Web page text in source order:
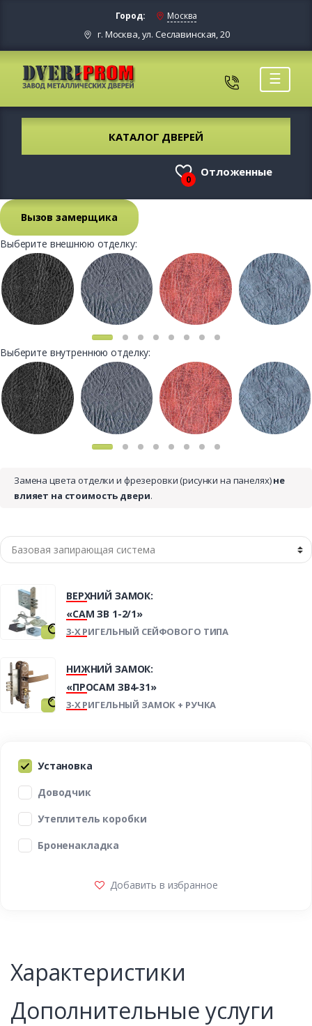
Город: Москва
г. Москва, ул. Сеславинская, 20
☰
КАТАЛОГ ДВЕРЕЙ
0
Отложенные
Вызов замерщика
Выберите внешнюю отделку:
Выберите внутреннюю отделку:
Замена цвета отделки и фрезеровки (рисунки на панелях)не
влияет на стоимость двери.
ВЕРХНИЙ ЗАМОК:
«САМ ЗВ 1-2/1»
3-Х РИГЕЛЬНЫЙ СЕЙФОВОГО ТИПА
НИЖНИЙ ЗАМОК:
«ПРОСАМ ЗВ4-31»
3-Х РИГЕЛЬНЫЙ ЗАМОК + РУЧКА
Установка
Доводчик
Утеплитель коробки
Броненакладка
Добавить в избранное
Характеристики
Дополнительные услуги